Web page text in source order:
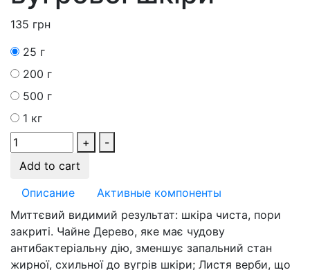
135 грн
25 г
200 г
500 г
1 кг
+
-
Add to cart
Описание
Активные компоненты
Миттєвий видимий результат: шкіра чиста, пори
закриті. Чайне Дерево, яке має чудову
антибактеріальну дію, зменшує запальний стан
жирної, схильної до вугрів шкіри; Листя верби, що